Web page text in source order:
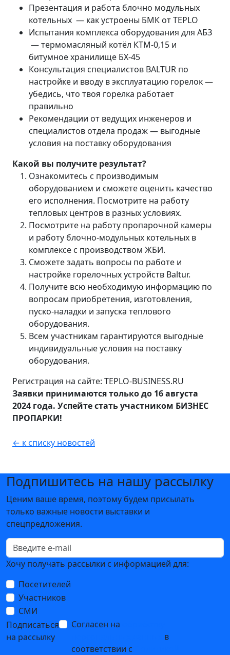
Презентация и работа блочно модульных
котельных — как устроены БМК от TEPLO
Испытания комплекса оборудования для АБЗ
— термомасляный котёл КТМ-0,15 и
битумное хранилище БХ-45
Консультация специалистов BALTUR по
настройке и вводу в эксплуатацию горелок —
убедись, что твоя горелка работает
правильно
Рекомендации от ведущих инженеров и
специалистов отдела продаж — выгодные
условия на поставку оборудования
Какой вы получите результат?
Ознакомитесь с производимым
оборудованием и сможете оценить качество
его исполнения. Посмотрите на работу
тепловых центров в разных условиях.
Посмотрите на работу пропарочной камеры
и работу блочно-модульных котельных в
комплексе с производством ЖБИ.
Сможете задать вопросы по работе и
настройке горелочных устройств Baltur.
Получите всю необходимую информацию по
вопросам приобретения, изготовления,
пуско-наладки и запуска теплового
оборудования.
Всем участникам гарантируются выгодные
индивидуальные условия на поставку
оборудования.
Регистрация на сайте: TEPLO-BUSINESS.RU
Заявки принимаются только до 16 августа
2024 года. Успейте стать участником БИЗНЕС
ПРОПАРКИ!
← к списку новостей
Подпишитесь на нашу рассылку
Ценим ваше время, поэтому будем присылать
только важные новости выставки и
спецпредложения.
Хочу получать рассылки с информацией для:
Посетителей
Участников
СМИ
Подписаться
на рассылку
Согласен на
в
соответствии с